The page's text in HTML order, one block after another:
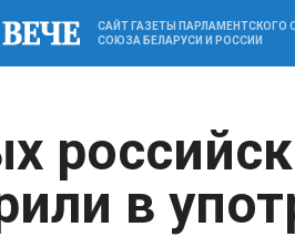
САЙТ ГАЗЕТЫ ПАРЛАМЕНТСКОГО
СОЮЗА БЕЛАРУСИ И РОССИИ
в